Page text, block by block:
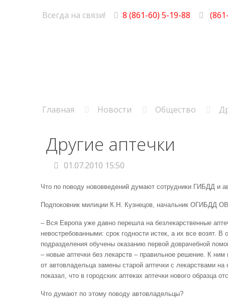
Всегда на связи! 8 (861-60) 5-19-88
Главная Новости Общество
Другие аптечки
01.07.2010 15:50
Что по поводу нововведений думают сотрудники ГИБДД и
Подпоковник милиции К.Н. Кузнецов, начальник ОГИБДД
– Вся Европа уже давно перешла на безлекарственные
невостребованными: срок годности истек, а их все возят.
подразделения обучены оказанию первой доврачебной
– новые аптечки без лекарств – правильное решение. К
от автовладельца замены старой аптечки с лекарствами
показал, что в городских аптеках аптечки нового образца
Что думают по этому поводу автовладельцы?